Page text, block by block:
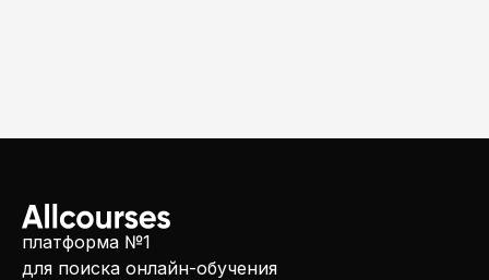
платформа №1
для поиска онлайн-обучения